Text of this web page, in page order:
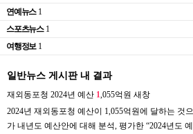
연예뉴스 1
스포츠뉴스 1
여행정보 1
일반뉴스 게시판 내 결과
재외동포청 2024년 예산 1 ,055억원 새창
2024년 재외동포청 예산이 1,055억원에 달하는 것
가 내년도 예산안에 대해 분석, 평가한 “2024년도